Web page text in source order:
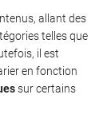
allant des
telles que
il est
en fonction
sur certains